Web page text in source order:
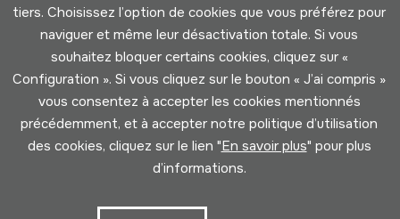
Conditions d'Utilisation
Politique de Privacité
Cookies politique
Développé par Lotura
tiers. Choisissez l’option de cookies que vous préférez pour
naviguer et même leur désactivation totale. Si vous
souhaitez bloquer certains cookies, cliquez sur «
Configuration ». Si vous cliquez sur le bouton « J’ai compris »
vous consentez à accepter les cookies mentionnés
précédemment, et à accepter notre politique d’utilisation
des cookies, cliquez sur le lien "En savoir plus" pour plus
d’informations.